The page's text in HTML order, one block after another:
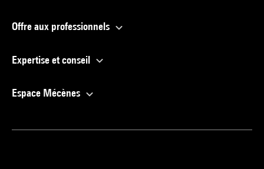
Offre aux professionnels
Expertise et conseil
Espace Mécènes